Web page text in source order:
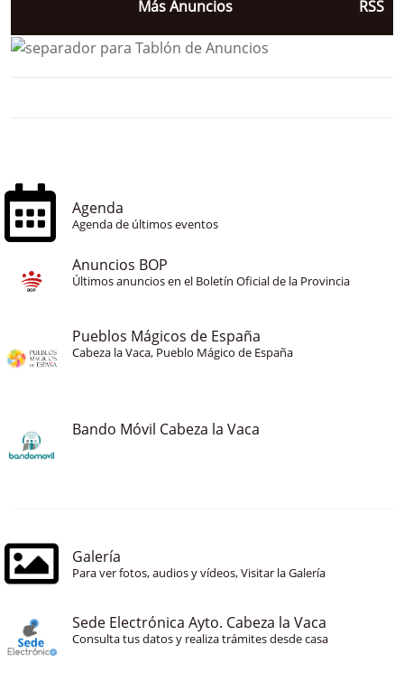
Más Anuncios RSS
Agenda
Agenda de últimos eventos
Anuncios BOP
Últimos anuncios en el Boletín Oficial de la Provincia
Pueblos Mágicos de España
Cabeza la Vaca, Pueblo Mágico de España
Bando Móvil Cabeza la Vaca
Galería
Para ver fotos, audios y vídeos, Visitar la Galería
Sede Electrónica Ayto. Cabeza la Vaca
Consulta tus datos y realiza trámites desde casa